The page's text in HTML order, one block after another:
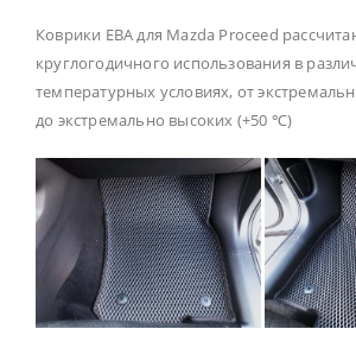
Коврики ЕВА для Mazda Proceed
круглогодичного использования в
температурных условиях, от
до экстремально высоких (+50 ℃)